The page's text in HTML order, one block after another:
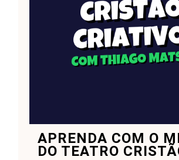
APRENDA COM O
DO TEATRO